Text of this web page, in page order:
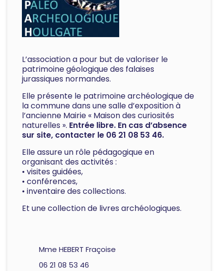
L’association a pour but de valoriser le
patrimoine géologique des falaises
jurassiques normandes.
Elle présente le patrimoine archéologique de
la commune dans une salle d’exposition à
l’ancienne Mairie « Maison des curiosités
naturelles ». Entrée libre. En cas d’absence
sur site, contacter le 06 21 08 53 46.
Elle assure un rôle pédagogique en
organisant des activités :
• visites guidées,
• conférences,
• inventaire des collections.
Et une collection de livres archéologiques.
Mme HEBERT Fraçoise
06 21 08 53 46